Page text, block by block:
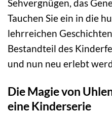
Sehvergnügen, das
Tauchen Sie ein in die
lehrreichen
Bestandteil des
und nun neu erlebt
Die Magie von
eine Kinderserie